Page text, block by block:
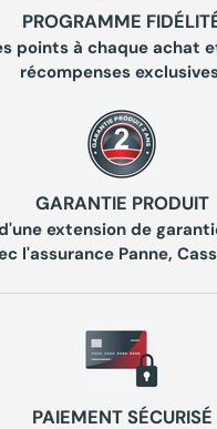
PROGRAMME
points à chaque achat
récompenses
GARANTIE PRODUIT
extension de
l'assurance Panne,
PAIEMENT SÉCURISÉ